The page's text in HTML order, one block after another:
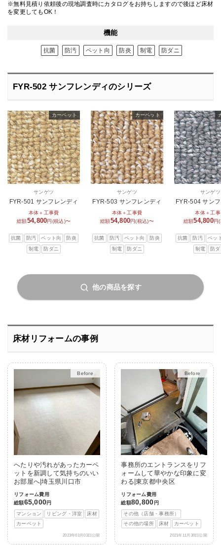
※無料見積り依頼後の現地調査時にカタログをお持ちしますので後ほど床材
を変更してもOK！
機能
抗菌 防汚 ペット向 防炎 制電 防ダニ
FYR-502 サンフレンディのシリーズ
サンゲツ
FYR-501 サンフレンディ
本体＋工事費
総額54,800円(税込)〜
抗菌 防汚 ペット向
防炎
制電
防ダニ
カーペット
サンゲツ
FYR-503 サンフレンディ
本体＋工事費
総額54,800円(税込)〜
抗菌 防汚 ペット向
防炎
制電
防ダニ
カーペット
サンゲツ
FYR-504 サン
本体＋工
総額54,800円
抗菌 防汚
ペッ
制電
防
他の商品を探す
床材リフォームの事例
Before
After
へたりや汚れがあったカーペ
ットを新調して気持ちのいい
お部屋へ|埼玉県川口市
リフォーム費用
総額65,000円
マンション
リビング・洋室
床材
カーペット
2023年03月03日公開
Before
After
事務所のエントランスをリフ
ォームして華やかな印象に変
わる|東京都中央区
リフォーム費用
総額80,800 円
その他（店舗・事務所）
その他の場所
床材 カーペット
2021年11月30日公開